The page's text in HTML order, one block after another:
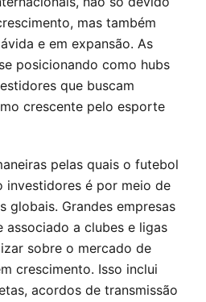
mas também
e em expansão. As
posicionando como hubs
que buscam
crescente pelo esporte
pelas quais o futebol
investidores é por meio de
globais. Grandes empresas
associado a clubes e ligas
sobre o mercado de
crescimento. Isso inclui
acordos de transmissão